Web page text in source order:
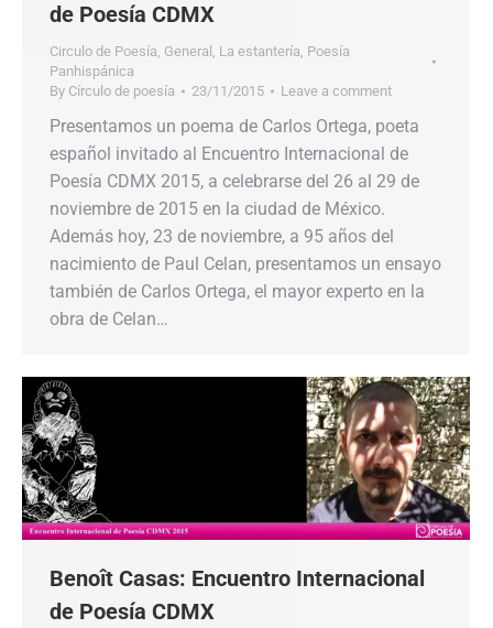
de Poesía CDMX
Circulo de Poesía, General , La estantería, Poesía
Panhispánica
By Círculo de poesía 23/11/2015 Leave a comment
Presentamos un poema de Carlos Ortega, poeta
español invitado al Encuentro Internacional de
Poesía CDMX 2015, a celebrarse del 26 al 29 de
noviembre de 2015 en la ciudad de México.
Además hoy, 23 de noviembre, a 95 años del
nacimiento de Paul Celan, presentamos un ensayo
también de Carlos Ortega, el mayor experto en la
obra de Celan…
Benoît Casas: Encuentro Internacional
de Poesía CDMX